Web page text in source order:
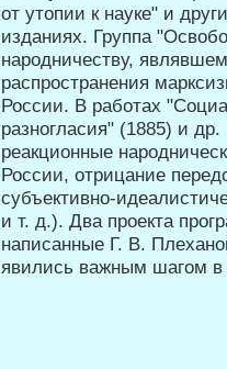
от утопии к науке" и
изданиях. Группа
народничеству,
распространения
России. В рабо­тах
разногласия" (1885) и
реакционные
России, отрицание
субъективно-
и т. д.). Два проекта
написанные Г. В.
явились важным шагом в